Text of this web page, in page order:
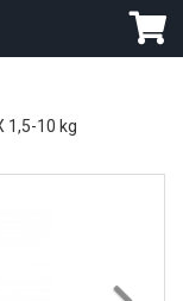
1,5-10 kg